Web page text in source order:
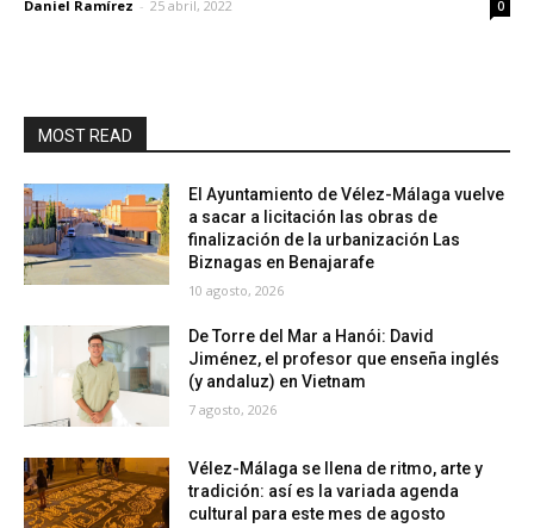
Daniel Ramírez - 25 abril, 2022 0
MOST READ
El Ayuntamiento de Vélez-Málaga vuelve
a sacar a licitación las obras de
finalización de la urbanización Las
Biznagas en Benajarafe
10 agosto, 2026
De Torre del Mar a Hanói: David
Jiménez, el profesor que enseña inglés
(y andaluz) en Vietnam
7 agosto, 2026
Vélez-Málaga se llena de ritmo, arte y
tradición: así es la variada agenda
cultural para este mes de agosto